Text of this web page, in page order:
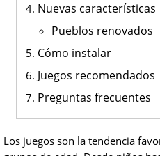
Nuevas características
Pueblos renovados
Cómo instalar
Juegos recomendados
Preguntas frecuentes
Los juegos son la tendencia